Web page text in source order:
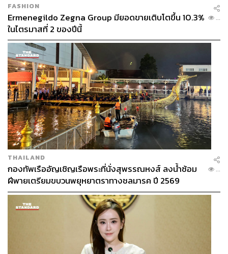
FASHION
Ermenegildo Zegna Group มียอดขายเติบโตขึ้น 10.3%
ในไตรมาสที่ 2 ของปีนี้
...
THAILAND
กองทัพเรืออัญเชิญเรือพระที่นั่งสุพรรณหงส์ ลงน้ำซ้อม
ฝีพายเตรียมขบวนพยุหยาตราทางชลมารค ปี 2569
...